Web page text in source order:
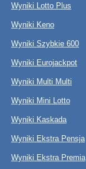
Wyniki Lotto Plus
Wyniki Keno
Wyniki Szybkie 600
Wyniki Eurojackpot
Wyniki Multi Multi
Wyniki Mini Lotto
Wyniki Kaskada
Wyniki Ekstra Pensja
Wyniki Ekstra Premia